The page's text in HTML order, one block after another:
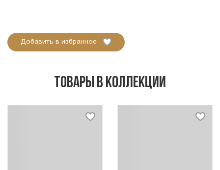
Добавить в избранное
Товары в коллекции